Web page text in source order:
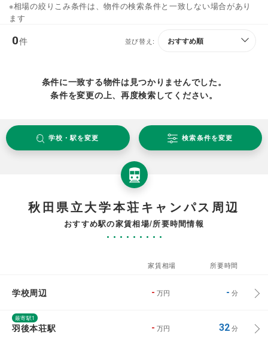
※相場の絞りこみ条件は、物件の検索条件と一致しない場合があり
ます
0件 並び替え:
条件に一致する物件は見つかりませんでした。
条件を変更の上、再度検索してください。
学校・駅を変更 検索条件を変更
秋田県立大学本荘キャンパス周辺
おすすめ駅の家賃相場/所要時間情報
家賃相場 所要時間
学校周辺 - 万円 - 分
最寄駅1
羽後本荘駅 - 万円 32分